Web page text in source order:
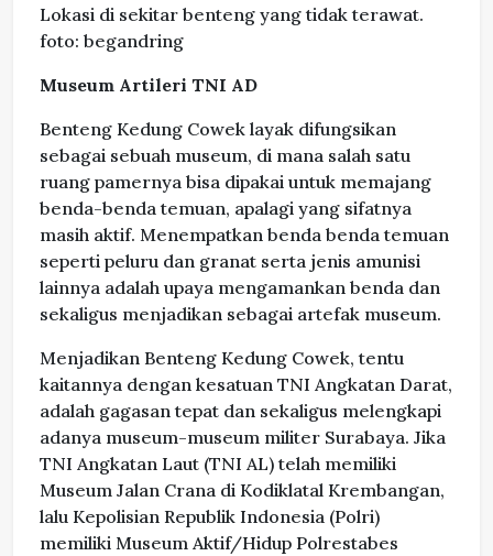
Lokasi di sekitar benteng yang tidak terawat.
foto: begandring
Museum Artileri TNI AD
Benteng Kedung Cowek layak difungsikan
sebagai sebuah museum, di mana salah satu
ruang pamernya bisa dipakai untuk memajang
benda-benda temuan, apalagi yang sifatnya
masih aktif. Menempatkan benda benda temuan
seperti peluru dan granat serta jenis amunisi
lainnya adalah upaya mengamankan benda dan
sekaligus menjadikan sebagai artefak museum.
Menjadikan Benteng Kedung Cowek, tentu
kaitannya dengan kesatuan TNI Angkatan Darat,
adalah gagasan tepat dan sekaligus melengkapi
adanya museum-museum militer Surabaya. Jika
TNI Angkatan Laut (TNI AL) telah memiliki
Museum Jalan Crana di Kodiklatal Krembangan,
lalu Kepolisian Republik Indonesia (Polri)
memiliki Museum Aktif/Hidup Polrestabes